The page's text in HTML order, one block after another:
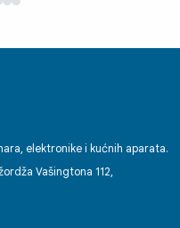
elektronike i kućnih aparata.
Vašingtona 112,